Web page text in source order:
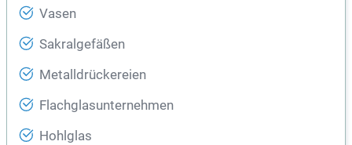
Vasen
Sakralgefäßen
Metalldrückereien
Flachglasunternehmen
Hohlglas